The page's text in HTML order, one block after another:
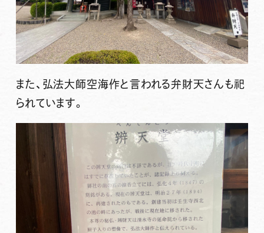
また、弘法大師空海作と言われる弁財天さんも祀
られています。